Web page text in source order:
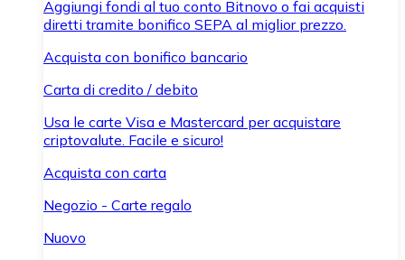
Aggiungi fondi al tuo conto Bitnovo o fai acquisti
diretti tramite bonifico SEPA al miglior prezzo.
Acquista con bonifico bancario
Carta di credito / debito
Usa le carte Visa e Mastercard per acquistare
criptovalute. Facile e sicuro!
Acquista con carta
Negozio - Carte regalo
Nuovo